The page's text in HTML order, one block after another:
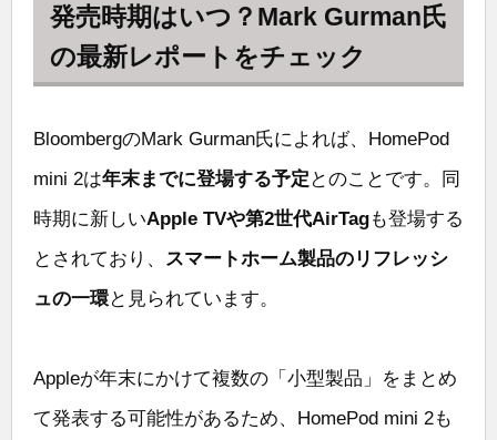
発売時期はいつ？Mark Gurman氏
の最新レポートをチェック
BloombergのMark Gurman氏によれば、HomePod
mini 2は年末までに登場する予定 とのことです。同
時期に新しいApple TVや第2世代AirTagも登場する
とされており、
スマートホーム製品のリフレッシ
ュの一環と見られています。
Appleが年末にかけて複数の「小型製品」をまとめ
て発表する可能性があるため、HomePod mini 2も